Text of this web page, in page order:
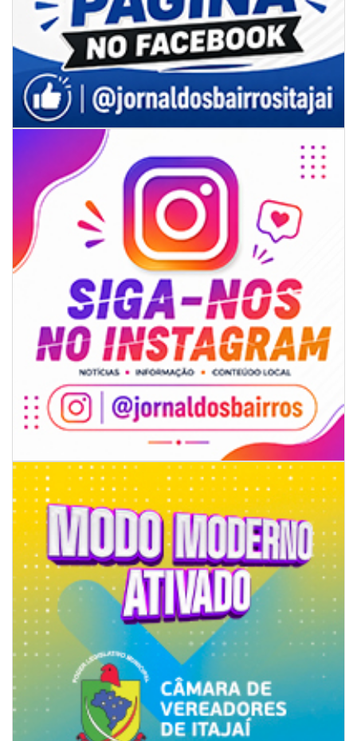
09/08/2026 | 07:00
Novo programa trabalha a prevenção de desastres climáticos na Rede
Municipal de Ensino
NAVEGANTES
09/08/2026 | 07:00
4º Festival Náutico de Navegantes reúne esporte, tradição e regatas
BALNEÁRIO PIÇARRAS